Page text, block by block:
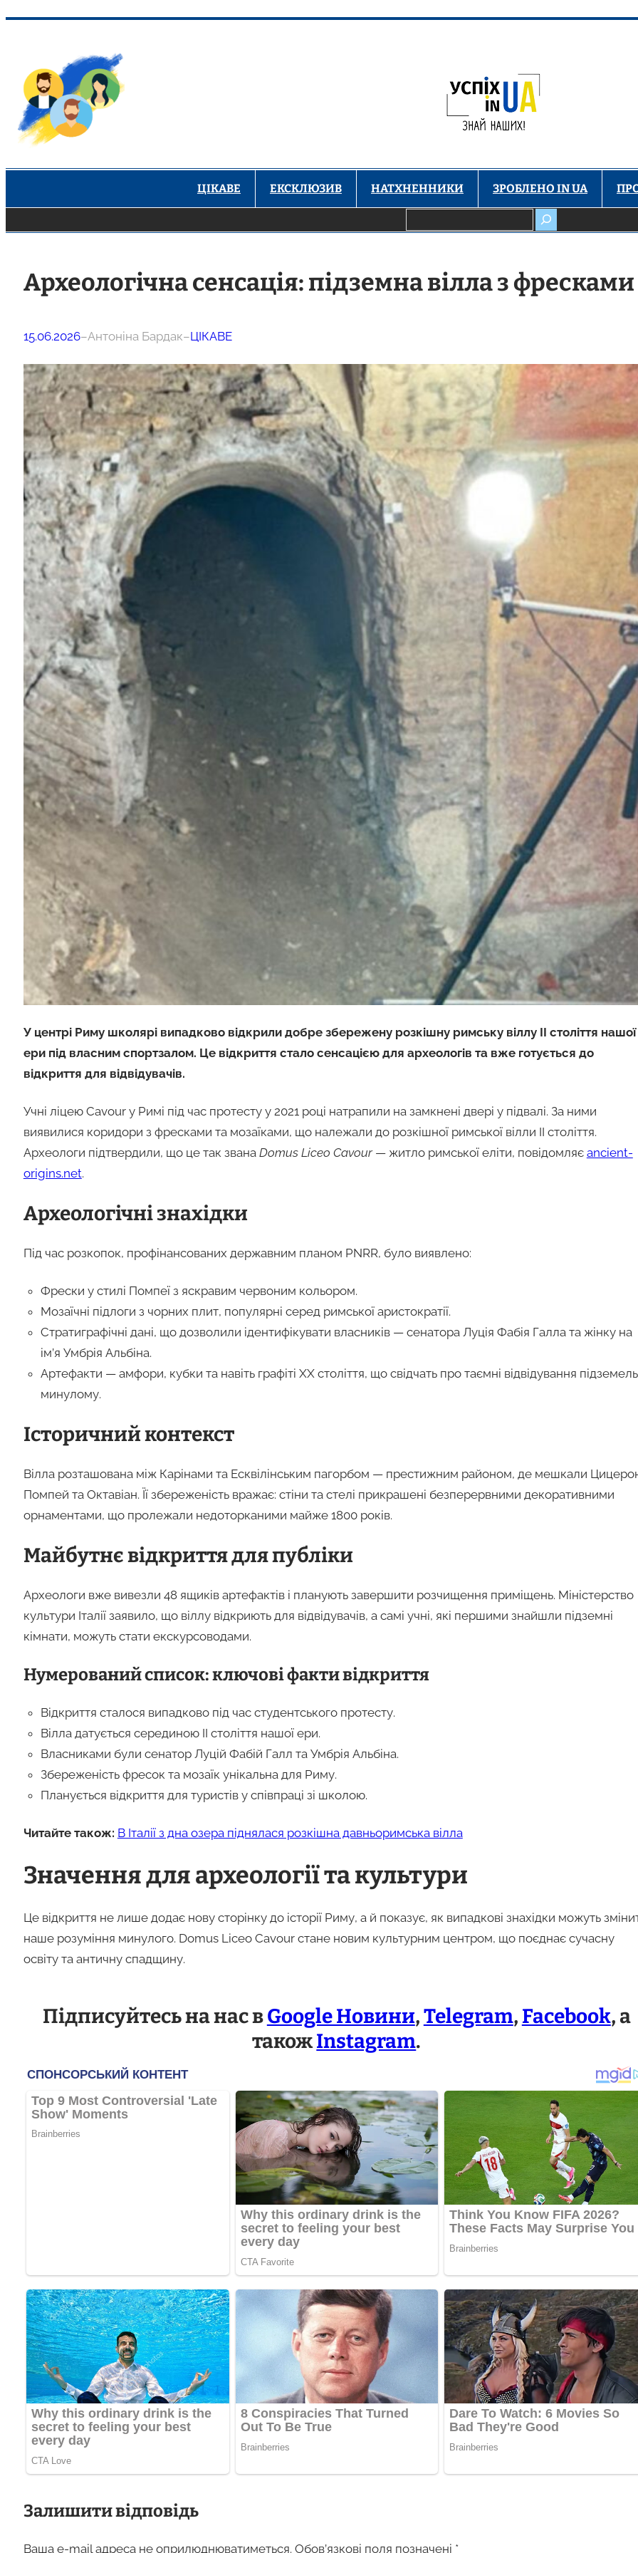
вмісту
ЦІКАВЕ ЕКСКЛЮЗИВ НАТХНЕННИКИ ЗРОБЛЕНО IN UA
Археологічна сенсація: підземна вілла з фресками
15.06.2026–Антоніна Бардак–ЦІКАВЕ
У центрі Риму школярі випадково відкрили добре збережену розкішну римську віллу II століття нашої
ери під власним спортзалом. Це відкриття стало сенсацією для археологів та вже готується до
відкриття для відвідувачів.
Учні ліцею Cavour у Римі під час протесту у 2021 році натрапили на замкнені двері у підвалі. За ними
виявилися коридори з фресками та мозаїками, що належали до розкішної римської вілли II століття.
Археологи підтвердили, що це так звана Domus Liceo Cavour— житло римської еліти, повідомляє ancient-
origins.net.
Археологічні знахідки
Під час розкопок, профінансованих державним планом PNRR, було виявлено:
Фрески у стилі Помпеї з яскравим червоним кольором.
Мозаїчні підлоги з чорних плит, популярні серед римської аристократії.
Стратиграфічні дані, що дозволили ідентифікувати власників — сенатора Луція Фабія Галла та жінку на
ім’я Умбрія Альбіна.
Артефакти — амфори, кубки та навіть графіті XX століття, що свідчать про таємні відвідування
минулому.
Історичний контекст
Вілла розташована між Карінами та Есквілінським пагорбом — престижним районом, де мешкали
Помпей та Октавіан. Її збереженість вражає: стіни та стелі прикрашені безперервними декоративними
орнаментами, що пролежали недоторканими майже 1800 років.
Майбутнє відкриття для публіки
Археологи вже вивезли 48 ящиків артефактів і планують завершити розчищення приміщень. Міністерство
культури Італії заявило, що віллу відкриють для відвідувачів, а самі учні, які першими знайшли підземні
кімнати, можуть стати екскурсоводами.
Нумерований список: ключові факти відкриття
Відкриття сталося випадково під час студентського протесту.
Вілла датується серединою II століття нашої ери.
Власниками були сенатор Луцій Фабій Галл та Умбрія Альбіна.
Збереженість фресок та мозаїк унікальна для Риму.
Планується відкриття для туристів у співпраці зі школою.
Читайте також: В Італії з дна озера піднялася розкішна давньоримська вілла
Значення для археології та культури
Це відкриття не лише додає нову сторінку до історії Риму, а й показує, як випадкові знахідки можуть
наше розуміння минулого. Domus Liceo Cavour стане новим культурним центром, що поєднає сучасну
освіту та античну спадщину.
Підписуйтесь на нас вGoogle Новини,Telegram, Facebook, а
такожInstagram.
Залишити відповідь
Ваша e-mail адреса не оприлюднюватиметься. Обов’язкові поля позначені *